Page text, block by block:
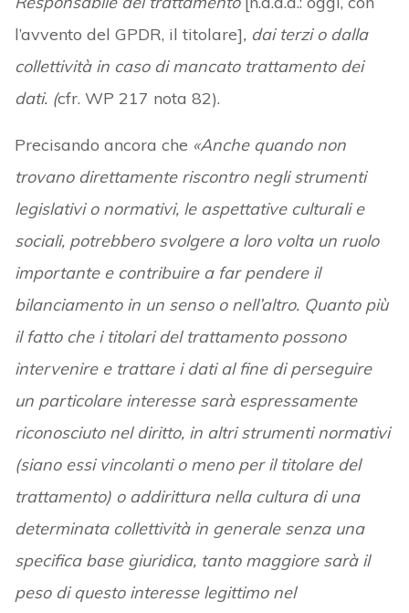
l’avvento del GPDR, il titolare], dai terzi o dalla
collettività in caso di mancato trattamento dei
dati. (cfr. WP 217 nota 82).
Precisando ancora che «Anche quando non
trovano direttamente riscontro negli strumenti
legislativi o normativi, le aspettative culturali e
sociali, potrebbero svolgere a loro volta un ruolo
importante e contribuire a far pendere il
bilanciamento in un senso o nell’altro. Quanto più
il fatto che i titolari del trattamento possono
intervenire e trattare i dati al fine di perseguire
un particolare interesse sarà espressamente
riconosciuto nel diritto, in altri strumenti normativi
(siano essi vincolanti o meno per il titolare del
trattamento) o addirittura nella cultura di una
determinata collettività in generale senza una
specifica base giuridica, tanto maggiore sarà il
peso di questo interesse legittimo nel